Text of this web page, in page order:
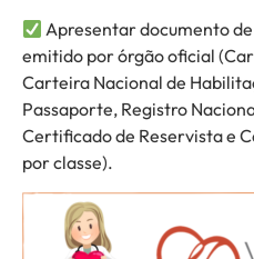
Apresentar documento
emitido por órgão oficial
Carteira Nacional de
Passaporte, Registro
Certificado de Reservista e
por classe).